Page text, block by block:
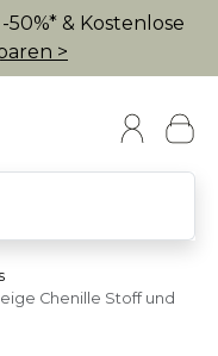
50%* & Kostenlose
>
Chenille Stoff und